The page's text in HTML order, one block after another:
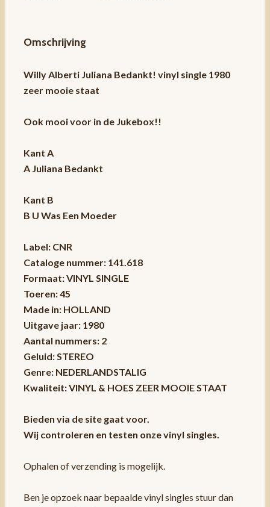
Omschrijving
Willy Alberti Juliana Bedankt! vinyl single 1980
zeer mooie staat
Ook mooi voor in de Jukebox!!
Kant A
A Juliana Bedankt
Kant B
B U Was Een Moeder
Label: CNR
Cataloge nummer: 141.618
Formaat: VINYL SINGLE
Toeren: 45
Made in: HOLLAND
Uitgave jaar: 1980
Aantal nummers: 2
Geluid: STEREO
Genre: NEDERLANDSTALIG
Kwaliteit: VINYL & HOES ZEER MOOIE STAAT
Bieden via de site gaat voor.
Wij controleren en testen onze vinyl singles.
Ophalen of verzending is mogelijk.
Ben je opzoek naar bepaalde vinyl singles stuur dan